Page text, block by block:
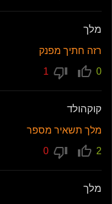
מלך
רזה חתיך מפנק
0
קוקהולד
מלך תשאיר מספר
2
מלך